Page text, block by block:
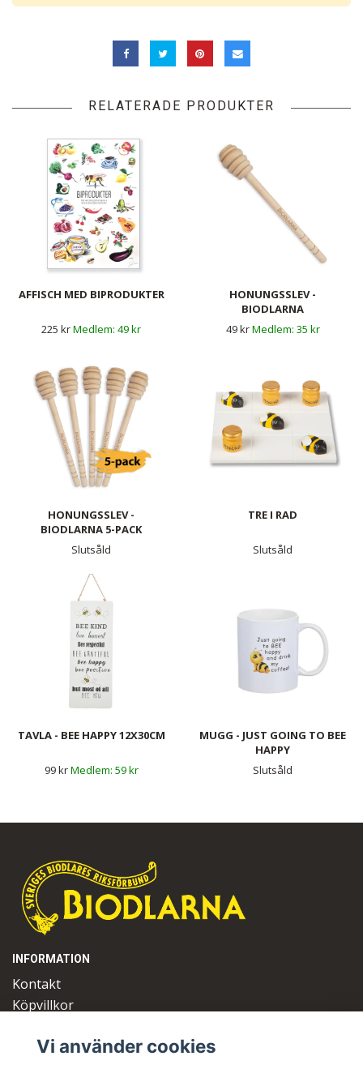
RELATERADE PRODUKTER
AFFISCH MED BIPRODUKTER
225 kr 49 kr
HONUNGSSLEV -
BIODLARNA
49 kr
35 kr
HONUNGSSLEV -
BIODLARNA 5-PACK
Slutsåld
TRE I RAD
Slutsåld
TAVLA - BEE HAPPY 12X30CM
99 kr 59 kr
MUGG - JUST GOING TO BEE
HAPPY
Slutsåld
INFORMATION
Kontakt
Köpvillkor
Vi använder cookies